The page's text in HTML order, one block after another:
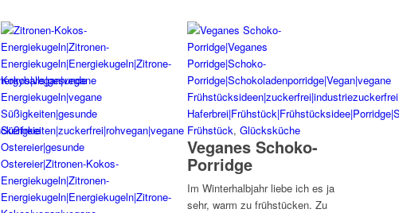
Frühstück,Glücksküche
Veganes Schoko-
Porridge
Im Winterhalbjahr liebe ich es ja
sehr, warm zu frühstücken. Zu